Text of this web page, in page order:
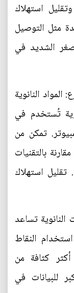
استهلاك
مثل التوصيل
الشديد في
النانوية
تُستخدم في
تمكن من
بالتقنيات
تقليل استهلاك
تساعد
النقاط
كثافة من
للبيانات في